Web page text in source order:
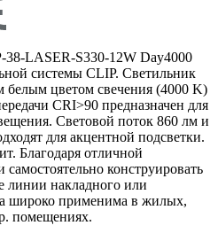
LASER-S330-12W Day4000
системы CLIP. Светильник
цветом свечения (4000 K)
CRI>90 предназначен для
Световой поток 860 лм и
для акцентной подсветки.
Благодаря отличной
конструировать
линии накладного или
широко применима в жилых,
помещениях.